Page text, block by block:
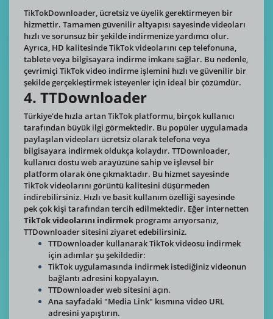
TikTokDownloader, ücretsiz ve üyelik gerektirmeyen bir
hizmettir. Tamamen güvenilir altyapısı sayesinde videoları
hızlı ve sorunsuz bir şekilde indirmenize yardımcı olur.
Ayrıca, HD kalitesinde TikTok videolarını cep telefonuna,
tablete veya bilgisayara indirme imkanı sağlar. Bu nedenle,
çevrimiçi TikTok video indirme işlemini hızlı ve güvenilir bir
şekilde gerçekleştirmek isteyenler için ideal bir çözümdür.
4. TTDownloader
Türkiye'de hızla artan TikTok platformu, birçok kullanıcı
tarafından büyük ilgi görmektedir. Bu popüler uygulamada
paylaşılan videoları ücretsiz olarak telefona veya
bilgisayara indirmek oldukça kolaydır. TTDownloader,
kullanıcı dostu web arayüzüne sahip ve işlevsel bir
platform olarak öne çıkmaktadır. Bu hizmet sayesinde
TikTok videolarını görüntü kalitesini düşürmeden
indirebilirsiniz. Hızlı ve basit kullanım özelliği sayesinde
pek çok kişi tarafından tercih edilmektedir. Eğer internetten
TikTok videolarını indirmek programı arıyorsanız,
TTDownloader sitesini ziyaret edebilirsiniz.
TTDownloader kullanarak TikTok videosu indirmek
için adımlar şu şekildedir:
TikTok uygulamasında indirmek istediğiniz videonun
bağlantı adresini kopyalayın.
TTDownloader web sitesini açın.
Ana sayfadaki "Media Link" kısmına video URL
adresini yapıştırın.